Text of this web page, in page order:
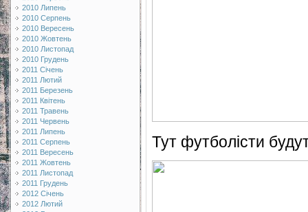
2010 Липень
2010 Серпень
2010 Вересень
2010 Жовтень
2010 Листопад
2010 Грудень
2011 Січень
2011 Лютий
2011 Березень
2011 Квітень
2011 Травень
2011 Червень
2011 Липень
2011 Серпень
2011 Вересень
2011 Жовтень
2011 Листопад
2011 Грудень
2012 Січень
2012 Лютий
Тут футболісти